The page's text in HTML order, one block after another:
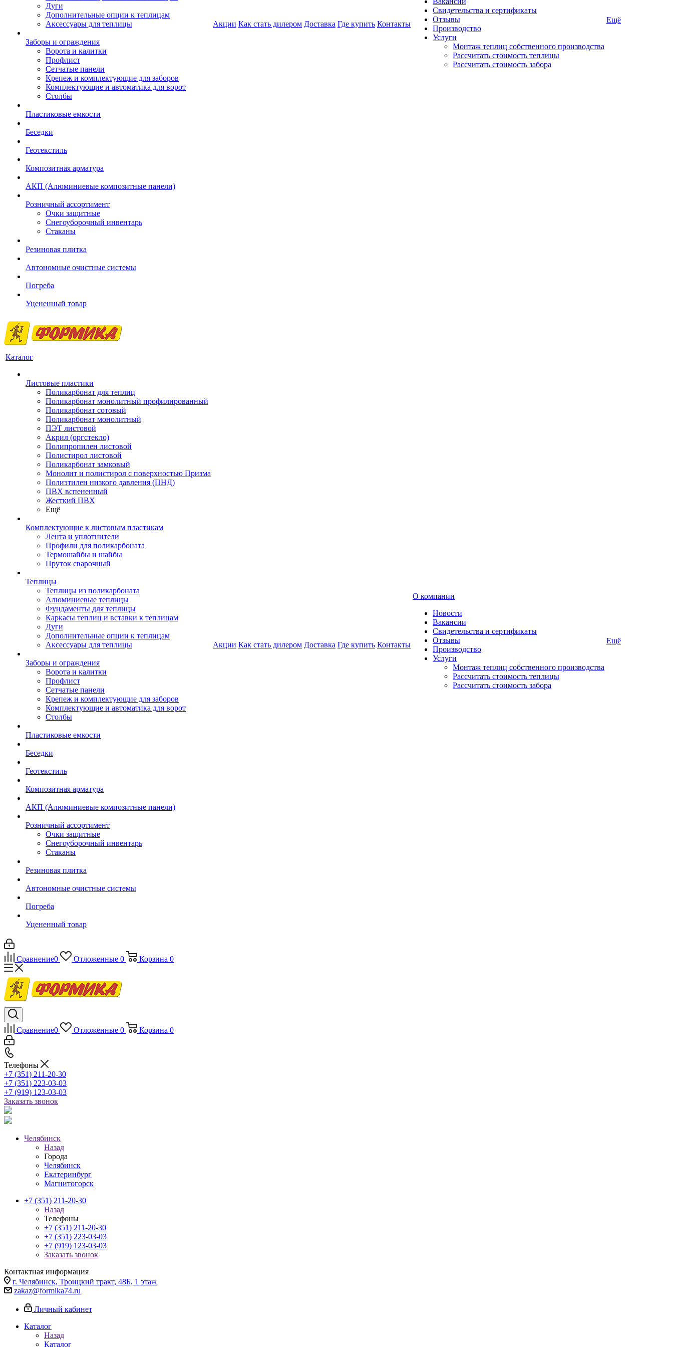
Дуги
Дополнительные опции к теплицам
Аксессуары для теплицы
Заборы и ограждения
Ворота и калитки
Профлист
Сетчатые панели
Крепеж и комплектующие для заборов
Комплектующие и автоматика для ворот
Столбы
Пластиковые емкости
Беседки
Геотекстиль
Композитная арматура
АКП (Алюминиевые композитные панели)
Розничный ассортимент
Очки защитные
Снегоуборочный инвентарь
Стаканы
Резиновая плитка
Автономные очистные системы
Погреба
Уцененный товар
Акции Как стать дилером Доставка Где купить Контакты
Свидетельства и сертификаты
Отзывы
Производство
Услуги
Монтаж теплиц собственного производства
Рассчитать стоимость теплицы
Рассчитать стоимость забора
Ещё
Каталог
Листовые пластики
Поликарбонат для теплиц
Поликарбонат монолитный профилированный
Поликарбонат сотовый
Поликарбонат монолитный
ПЭТ листовой
Акрил (оргстекло)
Полипропилен листовой
Полистирол листовой
Поликарбонат замковый
Монолит и полистирол с поверхностью Призма
Полиэтилен низкого давления (ПНД)
ПВХ вспененный
Жесткий ПВХ
Ещё
Комплектующие к листовым пластикам
Лента и уплотнители
Профили для поликарбоната
Термошайбы и шайбы
Пруток сварочный
Теплицы
Теплицы из поликарбоната
Алюминиевые теплицы
Фундаменты для теплицы
Каркасы теплиц и вставки к теплицам
Дуги
Дополнительные опции к теплицам
Аксессуары для теплицы
Заборы и ограждения
Ворота и калитки
Профлист
Сетчатые панели
Крепеж и комплектующие для заборов
Комплектующие и автоматика для ворот
Столбы
Пластиковые емкости
Беседки
Геотекстиль
Композитная арматура
АКП (Алюминиевые композитные панели)
Розничный ассортимент
Очки защитные
Снегоуборочный инвентарь
Стаканы
Резиновая плитка
Автономные очистные системы
Погреба
Уцененный товар
Акции Как стать дилером Доставка Где купить Контакты
О компании
Новости
Вакансии
Свидетельства и сертификаты
Отзывы
Производство
Услуги
Монтаж теплиц собственного производства
Рассчитать стоимость теплицы
Рассчитать стоимость забора
Ещё
Сравнение0 Отложенные 0 Корзина 0
Сравнение0 Отложенные 0 Корзина 0
Телефоны
+7 (351) 211-20-30
+7 (351) 223-03-03
+7 (919) 123-03-03
Заказать звонок
Челябинск
Назад
Города
Челябинск
Екатеринбург
Магнитогорск
+7 (351) 211-20-30
Назад
Телефоны
+7 (351) 211-20-30
+7 (351) 223-03-03
+7 (919) 123-03-03
Заказать звонок
Контактная информация
г. Челябинск, Троицкий тракт, 48Б, 1 этаж
zakaz@formika74.ru
Личный кабинет
Каталог
Назад
Каталог